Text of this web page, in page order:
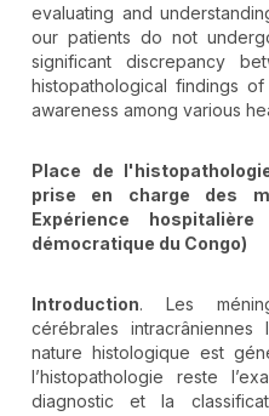
evaluating and
our patients do not
significant discrepancy
histopathological findings
awareness among various
Place de
prise en charge des
Expérience
démocratique du Congo)
Introduction. Les
cérébrales
nature histologique est
l’histopathologie reste
diagnostic et la